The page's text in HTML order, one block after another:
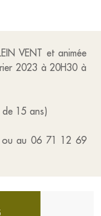
VENT et animée
2023 à 20H30 à
15 ans)
ou au 06 71 12 69